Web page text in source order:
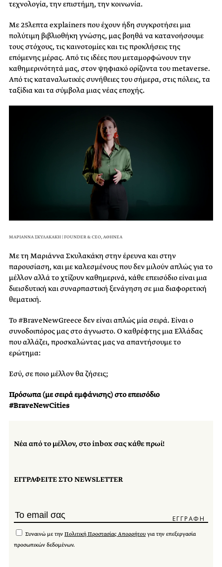
τεχνολογία, την επιστήμη, την κοινωνία.
Με 25λεπτα explainers που έχουν ήδη συγκροτήσει μια
πολύτιμη βιβλιοθήκη γνώσης, μας βοηθά να κατανοήσουμε
τους στόχους, τις καινοτομίες και τις προκλήσεις της
επόμενης μέρας. Από τις ιδέες που μεταμορφώνουν την
καθημερινότητά μας, στον ψηφιακό ορίζοντα του metaverse.
Από τις καταναλωτικές συνήθειες του σήμερα, στις πόλεις, τα
ταξίδια και τα σύμβολα μιας νέας εποχής.
ΜΑΡΙΑΝΝΑ ΣΚΥΛΑΚΑΚΗ | FOUNDER & CEO, ΑΘΗΝΕΑ
Με τη Μαριάννα Σκυλακάκη στην έρευνα και στην
παρουσίαση, και με καλεσμένους που δεν μιλούν απλώς για το
μέλλον αλλά το χτίζουν καθημερινά, κάθε επεισόδιο είναι μια
διεισδυτική και συναρπαστική ξενάγηση σε μια διαφορετική
θεματική.
Το #BraveNewGreece δεν είναι απλώς μία σειρά. Είναι ο
συνοδοιπόρος μας στο άγνωστο. Ο καθρέφτης μια Ελλάδας
που αλλάζει, προσκαλώντας μας να απαντήσουμε το
ερώτημα:
Εσύ, σε ποιο μέλλον θα ζήσεις;
Πρόσωπα (με σειρά εμφάνισης) στο επεισόδιο
#BraveNewCities
Νέα από το μέλλον, στο inbox σας κάθε πρωί!
ΕΓΓΡΑΦΕΙΤΕ ΣΤΟ NEWSLETTER
Συναινώ με την Πολιτική Προστασίας Απορρήτου για την επεξεργασία
προσωπικών δεδομένων.